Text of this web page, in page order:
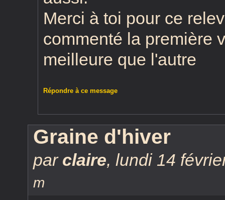
Merci à toi pour ce
commenté la première
meilleure que l'autre
Répondre à ce message
Graine d'hiver
par claire, lundi 14
m